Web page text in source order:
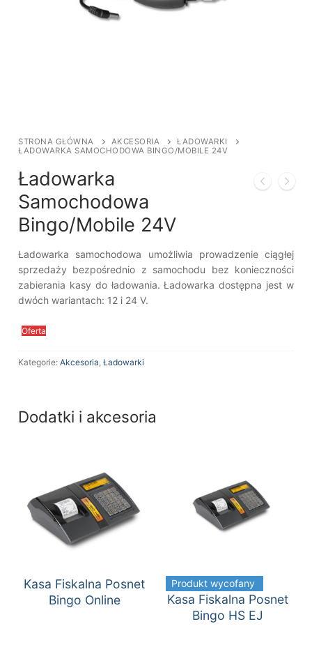
STRONA GŁÓWNA AKCESORIA
ŁADOWARKI
ŁADOWARKA SAMOCHODOWA BINGO/MOBILE 24V
Ładowarka
Samochodowa
Bingo/Mobile 24V
Ładowarka samochodowa umożliwia prowadzenie ciągłej
sprzedaży bezpośrednio z samochodu bez konieczności
zabierania kasy do ładowania. Ładowarka dostępna jest w
dwóch wariantach: 12 i 24 V.
Oferta
Kategorie: Akcesoria, Ładowarki
Dodatki i akcesoria
Kasa Fiskalna Posnet
Bingo Online
Produkt wycofany
Kasa Fiskalna Posnet
Bingo HS EJ